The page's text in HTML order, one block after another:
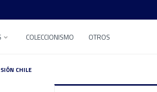
COLECCIONISMO OTROS
CHILE